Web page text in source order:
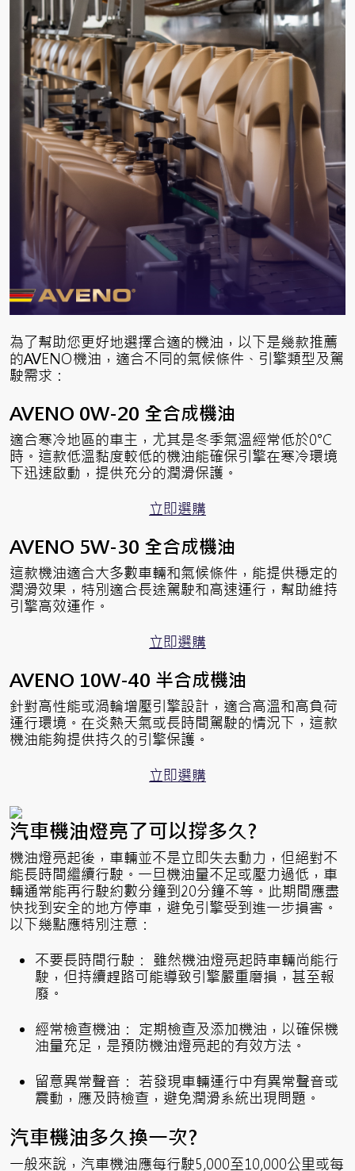
為了幫助您更好地選擇合適的機油，以下是幾款推薦
的AVENO機油，適合不同的氣候條件、引擎類型及駕
駛需求：
AVENO 0W-20 全合成機油
適合寒冷地區的車主，尤其是冬季氣溫經常低於0°C
時。這款低溫黏度較低的機油能確保引擎在寒冷環境
下迅速啟動，提供充分的潤滑保護。
立即選購
AVENO 5W-30 全合成機油
這款機油適合大多數車輛和氣候條件，能提供穩定的
潤滑效果，特別適合長途駕駛和高速運行，幫助維持
引擎高效運作。
立即選購
AVENO 10W-40 半合成機油
針對高性能或渦輪增壓引擎設計，適合高溫和高負荷
運行環境。在炎熱天氣或長時間駕駛的情況下，這款
機油能夠提供持久的引擎保護。
立即選購
汽車機油燈亮了可以撐多久?
機油燈亮起後，車輛並不是立即失去動力，但絕對不
能長時間繼續行駛。一旦機油量不足或壓力過低，車
輛通常能再行駛約數分鐘到20分鐘不等。此期間應盡
快找到安全的地方停車，避免引擎受到進一步損害。
以下幾點應特別注意：
不要長時間行駛： 雖然機油燈亮起時車輛尚能行
駛，但持續趕路可能導致引擎嚴重磨損，甚至報
廢。
經常檢查機油： 定期檢查及添加機油，以確保機
油量充足，是預防機油燈亮起的有效方法。
留意異常聲音： 若發現車輛運行中有異常聲音或
震動，應及時檢查，避免潤滑系統出現問題。
汽車機油多久換一次?
一般來說，汽車機油應每行駛5,000至10,000公里或每